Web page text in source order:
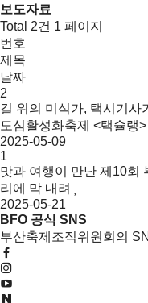
보도자료
Total 2건 1 페이지
번호
제목
날짜
2
길 위의 미식가, 택시기사
도심활성화축제 <택슐랭>
2025-05-09
1
맛과 여행이 만난 제10회
리에 막 내려
2025-05-21
BFO 공식 SNS
부산축제조직위원회의